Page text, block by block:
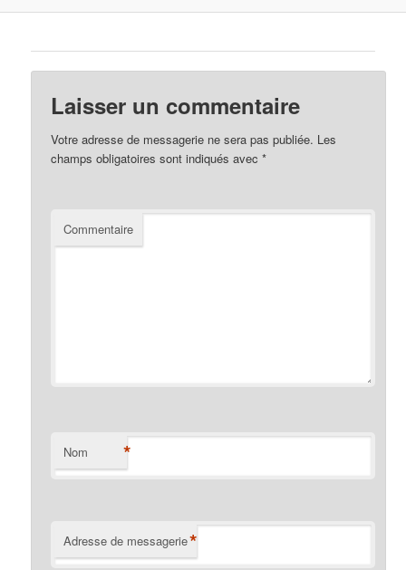
Laisser un commentaire
Votre adresse de messagerie ne sera pas publiée. Les
champs obligatoires sont indiqués avec*
Commentaire
Nom *
Adresse de messagerie*